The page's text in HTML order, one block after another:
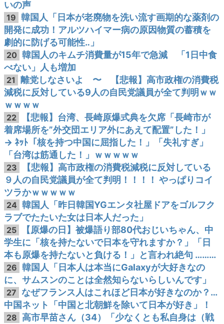
いの声
19 韓国人「日本が老廃物を洗い流す画期的な薬剤の
開発に成功！アルツハイマー病の原因物質の蓄積を
劇的に防げる可能性‥」
20 韓国人のキムチ消費量が15年で急減 「1日中食
べない」人も増加
21
離党しなさいよ 〜 【悲報】高市政権の消費税
減税に反対している9人の自民党議員が全て判明ｗｗ
ｗｗｗｗ
22
【悲報】台湾、長崎原爆式典を欠席「長崎市が
着席場所を”外交団エリア外にあえて配置”した！」
→ ﾈｯﾄ「核を持つ中国に屈指した！」「失礼すぎ」
「台湾は筋通した！」ｗｗｗｗｗ
23
【悲報】高市政権の消費税減税に反対している
９人の自民党議員が全て判明！！！！ やっぱりコイ
ツラかｗｗｗｗｗ
24 韓国人「昨日韓国YGエンタ社屋ドアをゴルフク
ラブでたたいた女は日本人だった」
25
【原爆の日】被爆語り部80代おじいちゃん、中
学生に「核を持たないで日本を守れますか？」「日
本も原爆を持たないと負ける！」と言われ絶句 ………
26 韓国人「日本人は本当にGalaxyが大好きなの
に、サムスンのことは全然知らないらしいんです」
27 なぜフランス人はこれほど日本が好きなのか？…
中国ネット「中国と北朝鮮を除いて日本が好き」！
28 高市早苗さん（34）「少なくとも私自身は（戦